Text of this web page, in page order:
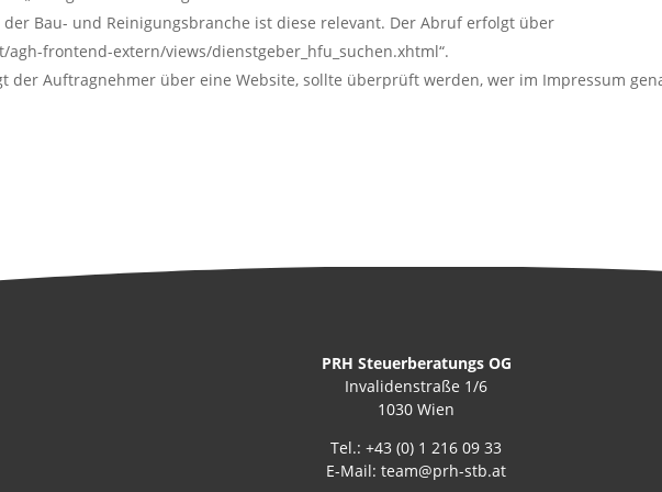
der Bau- und Reinigungsbranche ist diese relevant. Der Abruf erfolgt über
agh-frontend-extern/views/dienstgeber_hfu_suchen.xhtml“.
der Auftragnehmer über eine Website, sollte überprüft werden, wer im Impressum
PRH Steuerberatungs OG
Invalidenstraße 1/6
1030 Wien
Tel.: +43 (0) 1 216 09 33
E-Mail: team@prh-stb.at